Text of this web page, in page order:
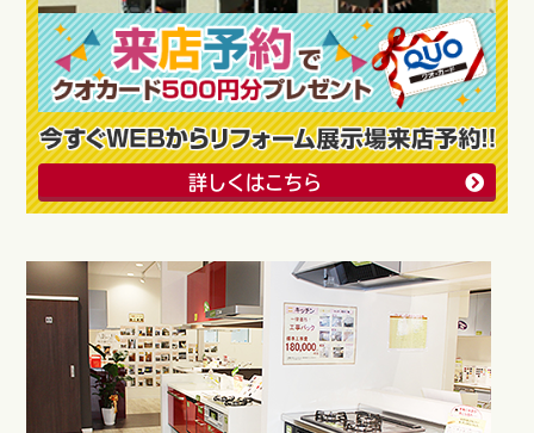
詳しくはこちら